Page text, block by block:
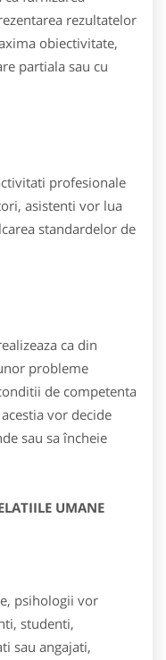
rezultatelor
obiectivitate,
partiala sau cu
profesionale
asistenti vor lua
standardelor de
ca din
probleme
de competenta
vor decide
sau sa încheie
UMANE
psihologii vor
studenti,
sau angajati,